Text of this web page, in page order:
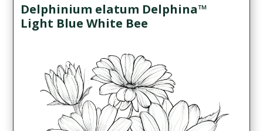
Delphinium elatum Delphina™
Light Blue White Bee